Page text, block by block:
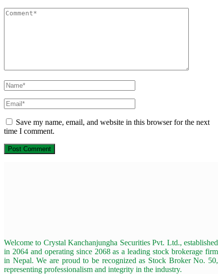
Save my name, email, and website in this browser for the next
time I comment.
Welcome to Crystal Kanchanjungha Securities Pvt. Ltd., established
in 2064 and operating since 2068 as a leading stock brokerage firm
in Nepal. We are proud to be recognized as Stock Broker No. 50,
representing professionalism and integrity in the industry.